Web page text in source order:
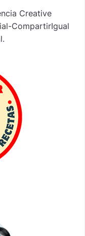
Creative
CompartirIgual
.